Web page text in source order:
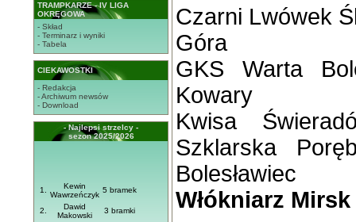
TRAMPKARZE - IV LIGA
OKRĘGOWA
- Skład
- Terminarz i wyniki
- Tabela
CIEKAWOSTKI
- Redakcja
- Archiwum newsów
- Download
- Najlepsi strzelcy -
sezon 2025/2026
1.
Kewin
Wawrzeńczyk
5 bramek
2.
Dawid
Makowski
3 bramki
Czarni Lwówek
Góra
GKS Warta
Kowary
Kwisa
Szklarska
Bolesławiec
Włókniarz